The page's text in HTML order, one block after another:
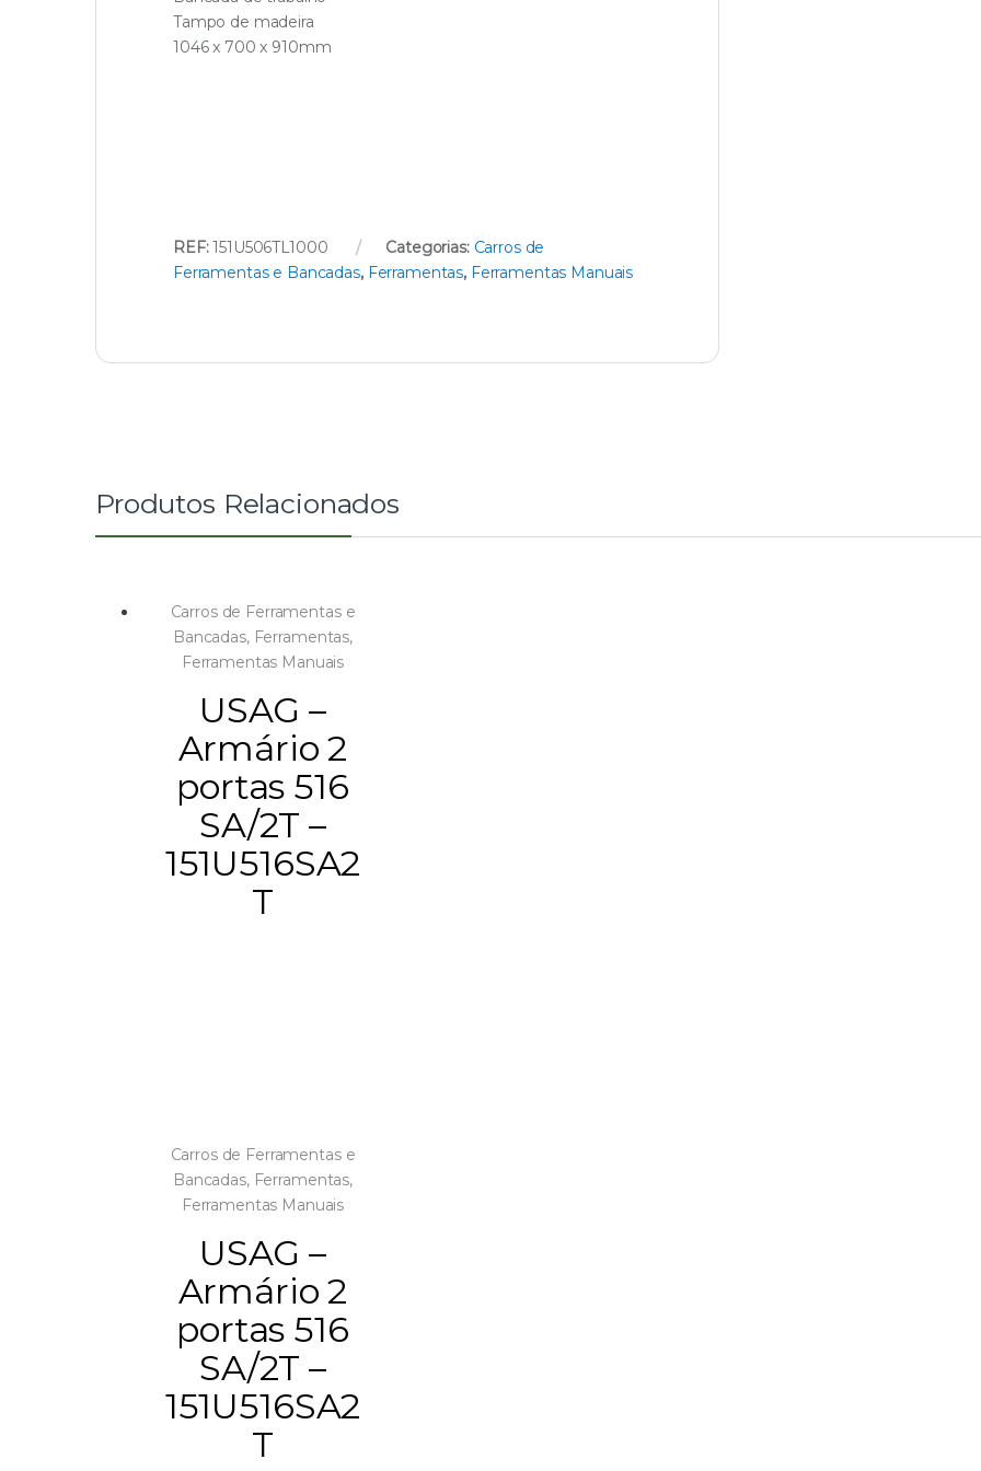
Tampo de madeira
1046 x 700 x 910mm
REF:151U506TL1000 Categorias: Carros de
Ferramentas e Bancadas, Ferramentas, Ferramentas Manuais
Produtos Relacionados
Carros de Ferramentas e
Bancadas, Ferramentas,
Ferramentas Manuais
USAG –
Armário 2
portas 516
SA/2T –
151U516SA2
T
Carros de Ferramentas e
Bancadas, Ferramentas,
Ferramentas Manuais
USAG –
Armário 2
portas 516
SA/2T –
151U516SA2
T